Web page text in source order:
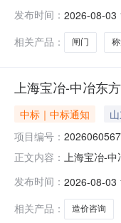
晋城市,晋城
发布时间： 2026-08-03
相关产品：
闸门
上海宝冶-中冶东
中标｜中标通知
项目编号：
正文内容： 上海宝冶-
（山东）有
发布时间： 2026-08-03
相关产品：
造价咨询